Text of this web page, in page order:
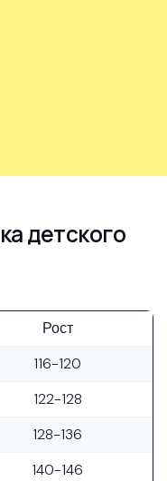
детского
Рост
116-120
122-128
128-136
140-146